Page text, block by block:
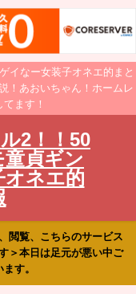
イなー女装子オネエ的まと
！あおいちゃん！ホームレ
ます！
2！！50
貞ギン
オネエ的
閲覧、こちらのサービス
＞本日は足元が悪い中ご
す。